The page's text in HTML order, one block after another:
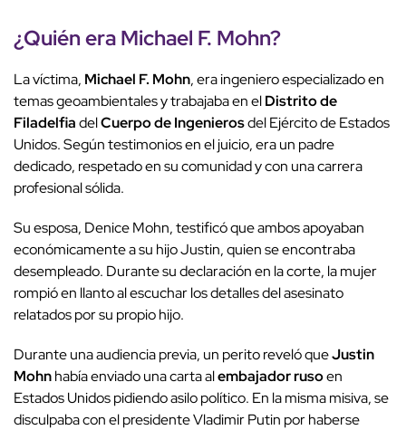
¿Quién eraMichael F. Mohn?
La víctima, Michael F. Mohn, era ingeniero especializado en
temas geoambientales y trabajaba en elDistrito de
FiladelfiadelCuerpo de Ingenierosdel Ejército de Estados
Unidos. Según testimonios en el juicio, era un padre
dedicado, respetado en su comunidad y con una carrera
profesional sólida.
Su esposa, Denice Mohn, testificó que ambos apoyaban
económicamente a su hijo Justin, quien se encontraba
desempleado. Durante su declaración en la corte, la mujer
rompió en llanto al escuchar los detalles del asesinato
relatados por su propio hijo.
Durante una audiencia previa, un perito reveló queJustin
Mohnhabía enviado una carta alembajador rusoen
Estados Unidos pidiendo asilo político. En la misma misiva, se
disculpaba con el presidente Vladimir Putin por haberse